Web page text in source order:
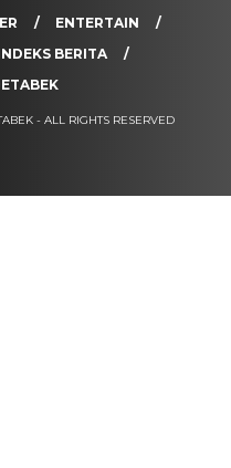
ENTERTAIN
BERITA
- ALL RIGHTS RESERVED